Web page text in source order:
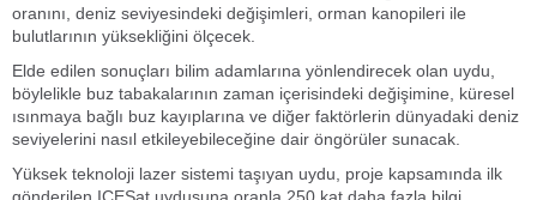
oranını, deniz seviyesindeki değişimleri, orman kanopileri ile
bulutlarının yüksekliğini ölçecek.
Elde edilen sonuçları bilim adamlarına yönlendirecek olan uydu,
böylelikle buz tabakalarının zaman içerisindeki değişimine, küresel
ısınmaya bağlı buz kayıplarına ve diğer faktörlerin dünyadaki deniz
seviyelerini nasıl etkileyebileceğine dair öngörüler sunacak.
Yüksek teknoloji lazer sistemi taşıyan uydu, proje kapsamında ilk